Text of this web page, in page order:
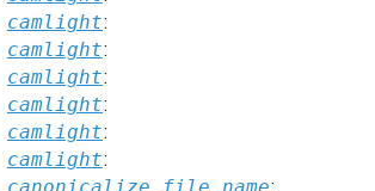
camlight:
camlight:
camlight:
camlight:
camlight:
camlight: